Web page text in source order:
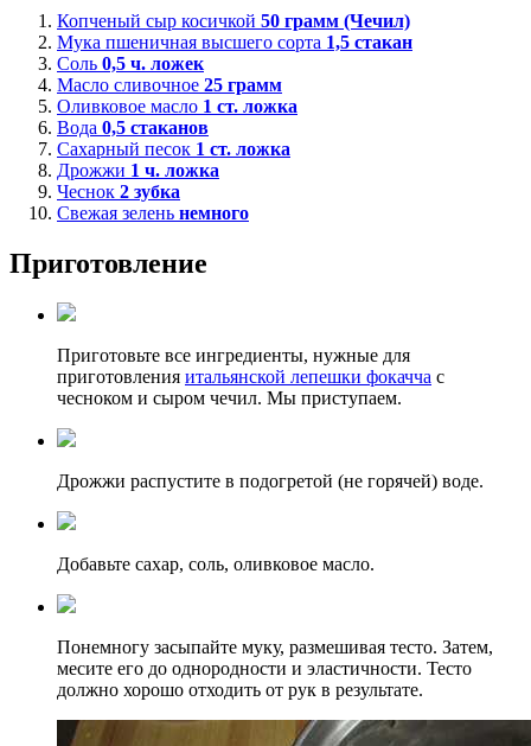
Копченый сыр косичкой 50 грамм (Чечил)
Мука пшеничная высшего сорта 1,5 стакан
Соль 0,5 ч. ложек
Масло сливочное 25 грамм
Оливковое масло 1 ст. ложка
Вода 0,5 стаканов
Сахарный песок 1 ст. ложка
Дрожжи 1 ч. ложка
Чеснок 2 зубка
Свежая зелень немного
Приготовление
Приготовьте все ингредиенты, нужные для
приготовления итальянской лепешки фокачча с
чесноком и сыром чечил. Мы приступаем.
Дрожжи распустите в подогретой (не горячей) воде.
Добавьте сахар, соль, оливковое масло.
Понемногу засыпайте муку, размешивая тесто. Затем,
месите его до однородности и эластичности. Тесто
должно хорошо отходить от рук в результате.